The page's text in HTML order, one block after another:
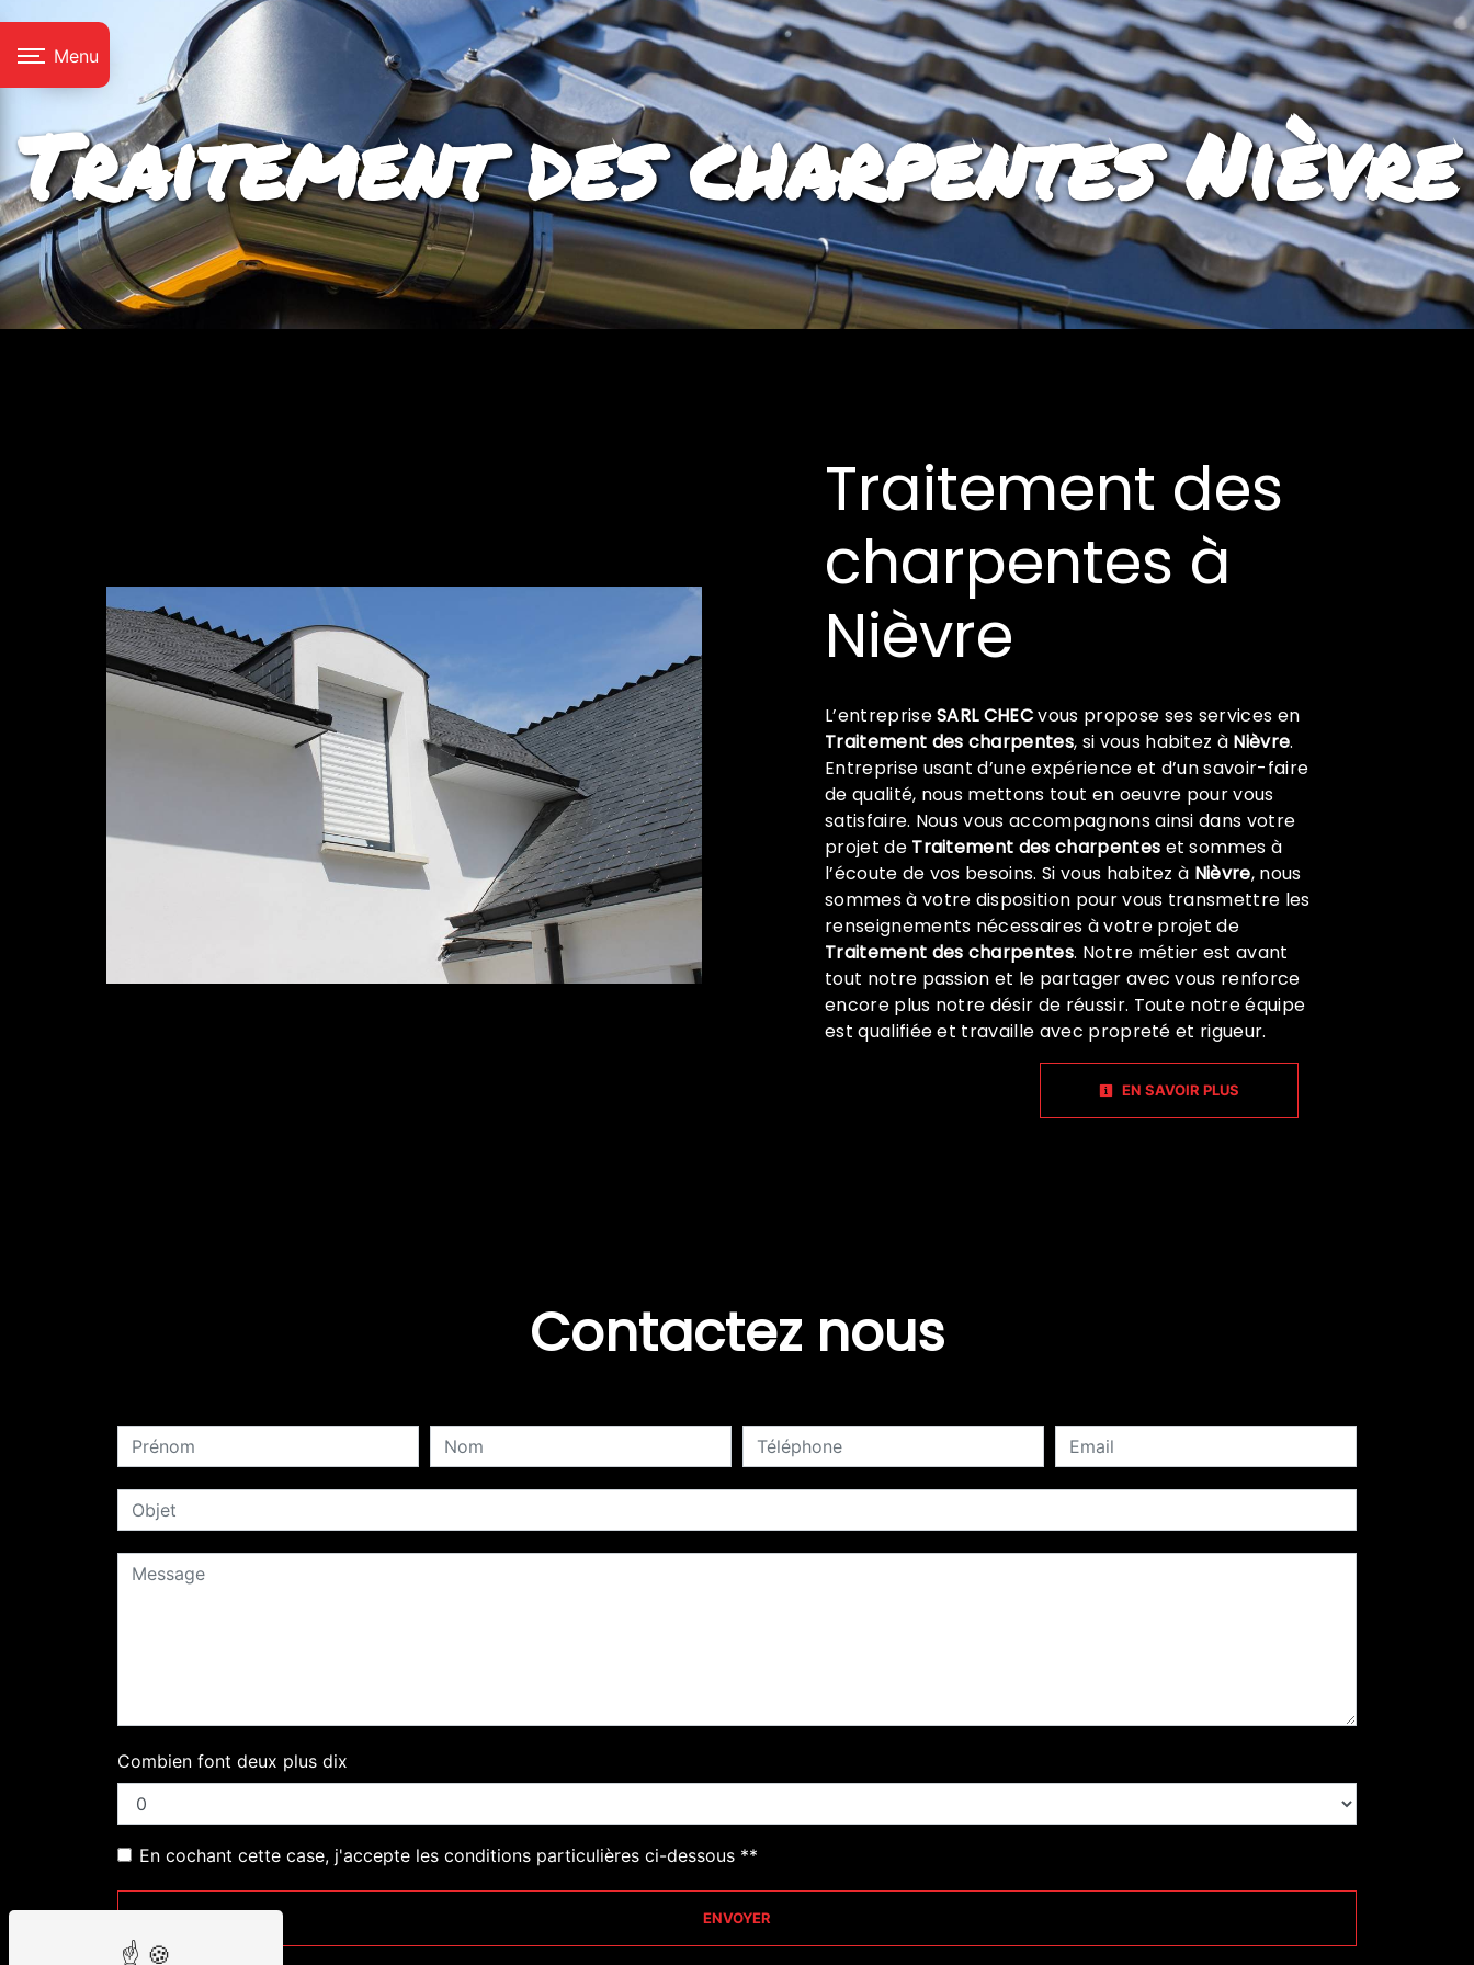
Menu
Traitement des charpentes Nièvre
Traitement des
charpentes à
Nièvre
L’entrepriseSARL CHECvous propose ses services en
Traitement des charpentes, si vous habitez à Nièvre.
Entreprise usant d’une expérience et d’un savoir-faire
de qualité, nous mettons tout en oeuvre pour vous
satisfaire. Nous vous accompagnons ainsi dans votre
projet de Traitement des charpentes et sommes à
l’écoute de vos besoins. Si vous habitez à Nièvre, nous
sommes à votre disposition pour vous transmettre les
renseignements nécessaires à votre projet de
Traitement des charpentes. Notre métier est avant
tout notre passion et le partager avec vous renforce
encore plus notre désir de réussir. Toute notre équipe
est qualifiée et travaille avec propreté et rigueur.
EN SAVOIR PLUS
Contactez nous
Combien font deux plus dix
En cochant cette case, j'accepte les conditions particulières ci-dessous **
ENVOYER
Panneau de gestion des cookies